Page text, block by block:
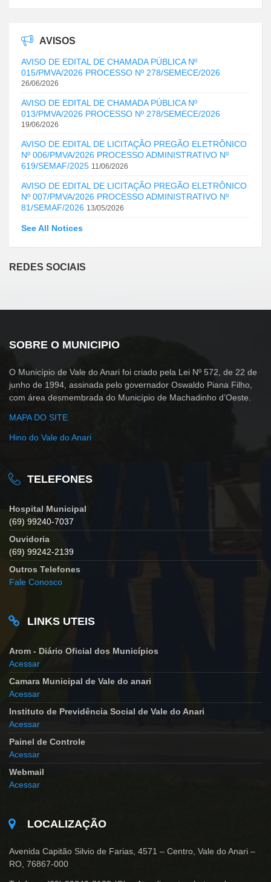
AVISOS
AVISO DE EDITAL DE CHAMADA PÚBLICA Nº
015/PMVA/2026 PROCESSO Nº 278/SEMECE/2026
26/06/2026
AVISO DE EDITAL DE CHAMADA PÚBLICA Nº
013/PMVA/2026 PROCESSO Nº 278/SEMECE/2026
19/06/2026
AVISO DE EDITAL DE LICITAÇÃO PREGÃO ELETRÔNICO
Nº 006/PMVA/2026 PROCESSO ADMINISTRATIVO Nº
619/SEMAF/2025 11/06/2026
AVISO DE EDITAL DE LICITAÇÃO PREGÃO ELETRÔNICO
Nº 007/PMVA/2026 PROCESSO ADMINISTRATIVO Nº
81/SEMAF/2026 13/05/2026
See All Notices
REDES SOCIAIS
SOBRE O MUNICIPIO
O Município de Vale do Anari foi criado pela Lei Nº 572, de 22 de
junho de 1994, assinada pelo governador Oswaldo Piana Filho,
com área desmembrada do Município de Machadinho d’Oeste.
MAPA DO SITE
Hino do Vale do Anari
TELEFONES
Hospital Municipal
(69) 99240-7037
Ouvidoria
(69) 99242-2139
Outros Telefones
Fale Conosco
LINKS UTEIS
Arom - Diário Oficial dos Municípios
Acessar
Camara Municipal de Vale do anari
Acessar
Instituto de Previdência Social de Vale do Anari
Acessar
Painel de Controle
Acessar
Webmail
Acessar
LOCALIZAÇÃO
Avenida Capitão Silvio de Farias, 4571 – Centro, Vale do Anari –
RO, 76867-000